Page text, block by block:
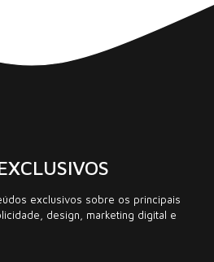
exclusivos sobre os principais
design, marketing digital e